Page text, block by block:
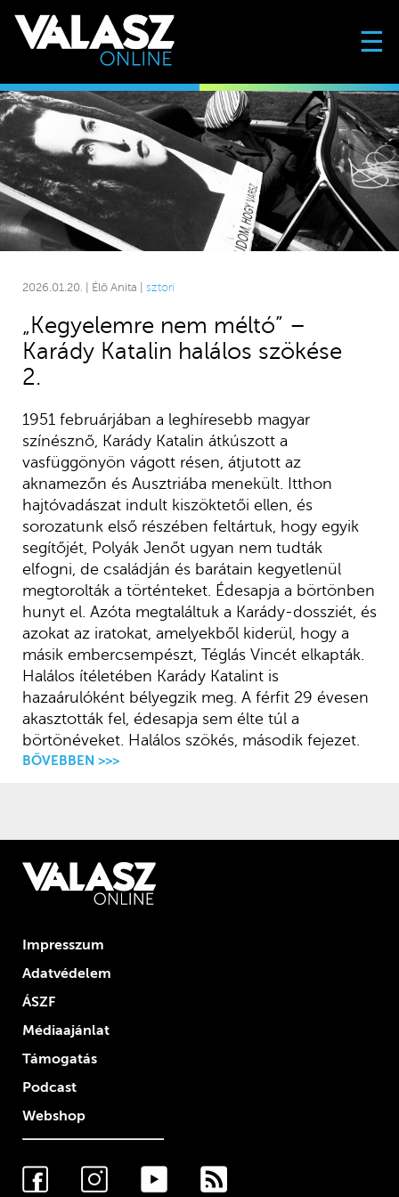
☰
2026.01.20. | Élő Anita | sztori
„Kegyelemre nem méltó” –
Karády Katalin halálos szökése
2.
1951 februárjában a leghíresebb magyar
színésznő, Karády Katalin átkúszott a
vasfüggönyön vágott résen, átjutott az
aknamezőn és Ausztriába menekült. Itthon
hajtóvadászat indult kiszöktetői ellen, és
sorozatunk első részében feltártuk, hogy egyik
segítőjét, Polyák Jenőt ugyan nem tudták
elfogni, de családján és barátain kegyetlenül
megtorolták a történteket. Édesapja a börtönben
hunyt el. Azóta megtaláltuk a Karády-dossziét, és
azokat az iratokat, amelyekből kiderül, hogy a
másik embercsempészt, Téglás Vincét elkapták.
Halálos ítéletében Karády Katalint is
hazaárulóként bélyegzik meg. A férfit 29 évesen
akasztották fel, édesapja sem élte túl a
börtönéveket. Halálos szökés, második fejezet.
BŐVEBBEN >>>
Impresszum
Adatvédelem
ÁSZF
Médiaajánlat
Támogatás
Podcast
Webshop